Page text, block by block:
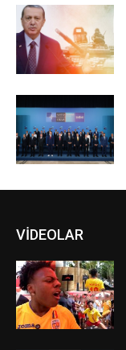
VİDEOLAR